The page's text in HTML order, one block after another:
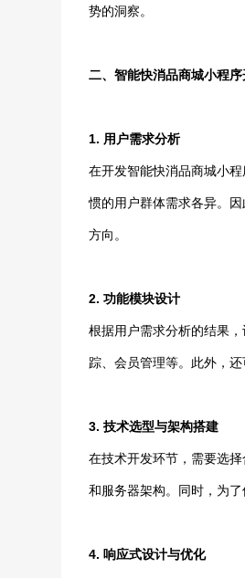
势的洞察。
二、智能快消品商城小程
1. 用户需求分析
在开发智能快消品商城小
惯的用户群体需求各异。
方向。
2. 功能模块设计
根据用户需求分析的结果
踪、会员管理等。此外，
3. 技术选型与架构搭建
在技术开发环节，需要选
和服务器架构。同时，为
4. 响应式设计与优化